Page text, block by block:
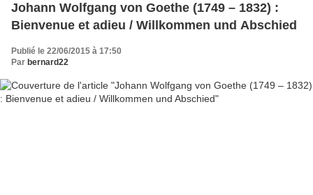
Johann Wolfgang von Goethe (1749 – 1832) :
Bienvenue et adieu / Willkommen und Abschied
Publié le 22/06/2015 à 17:50
Par bernard22